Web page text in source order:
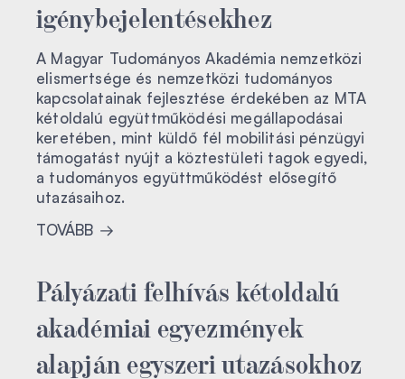
igénybejelentésekhez
A Magyar Tudományos Akadémia nemzetközi
elismertsége és nemzetközi tudományos
kapcsolatainak fejlesztése érdekében az MTA
kétoldalú együttműködési megállapodásai
keretében, mint küldő fél mobilitási pénzügyi
támogatást nyújt a köztestületi tagok egyedi,
a tudományos együttműködést elősegítő
utazásaihoz.
TOVÁBB
Pályázati felhívás kétoldalú
akadémiai egyezmények
alapján egyszeri utazásokhoz